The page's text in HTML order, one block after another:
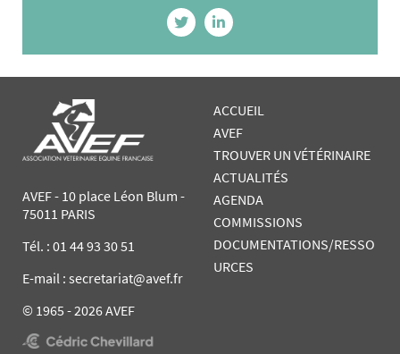
AVEF - 10 place Léon Blum -
75011 PARIS
Tél. : 01 44 93 30 51
E-mail : secretariat@avef.fr
© 1965 - 2026 AVEF
ACCUEIL
AVEF
TROUVER UN VÉTÉRINAIRE
ACTUALITÉS
AGENDA
COMMISSIONS
DOCUMENTATIONS/RESSO
URCES